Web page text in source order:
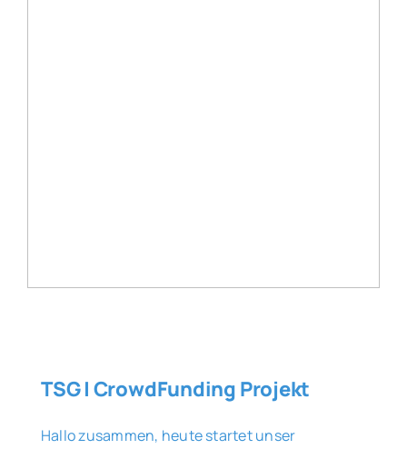
TSG | CrowdFunding Projekt
Hallo zusammen, heute startet unser